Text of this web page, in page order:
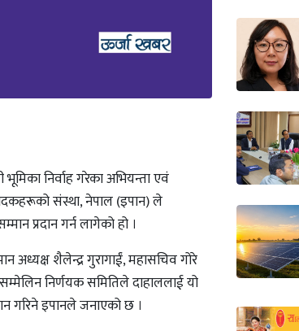
भूमिका निर्वाह गरेका अभियन्ता एवं
संस्था, नेपाल (इपान) ले
प्रदान गर्न लागेको हो ।
अध्यक्ष शैलेन्द्र गुरागाईं, महासचिव गोरे
निर्णयक समितिले दाहाललाई यो
गरिने इपानले जनाएको छ ।